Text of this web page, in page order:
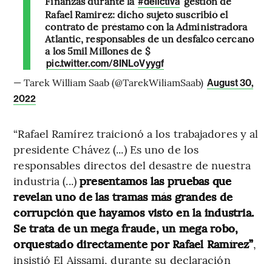
Rafael Ramirez: dicho sujeto suscribió el
contrato de préstamo con la Administradora
Atlantic, responsables de un desfalco cercano
a los 5mil Millones de $
pic.twitter.com/8INLoVyygf
— Tarek William Saab (@TarekWiliamSaab) August 30,
2022
“Rafael Ramírez traicionó a los trabajadores y al
presidente Chávez (...) Es uno de los
responsables directos del desastre de nuestra
industria (...) presentamos las pruebas que
revelan uno de las tramas más grandes de
corrupción que hayamos visto en la industria.
Se trata de un mega fraude, un mega robo,
orquestado directamente por Rafael Ramírez”,
insistió El Aissami, durante su declaración